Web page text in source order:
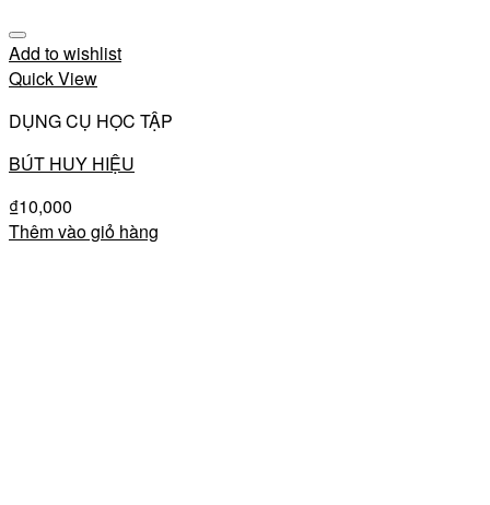
Add to wishlist
Quick View
DỤNG CỤ HỌC TẬP
BÚT HUY HIỆU
₫10,000
Thêm vào giỏ hàng